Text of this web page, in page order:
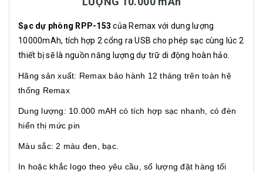
Sạc dự phòng RPP-153 của Remax với dung lượng
10000mAh, tích hợp 2 cổng ra USB cho phép sạc cùng lúc 2
thiết bị sẽ là nguồn năng lượng dự trữ di động hoàn hảo.
Hãng sản xuất: Remax bảo hành 12 tháng trên toàn hệ
thống Remax
Dung lượng: 10.000 mAH có tích hợp sạc nhanh, có đèn
hiển thị mức pin
Màu sắc: 2 màu đen, bạc.
In hoặc khắc logo theo yêu cầu, số lượng đặt hàng tối